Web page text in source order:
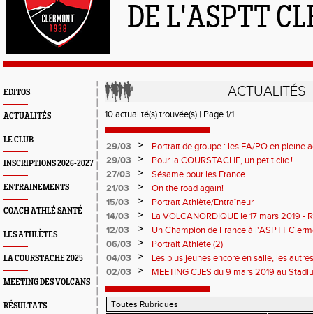
DE L'ASPTT
EDITOS
ACTUALITÉS
LE CLUB
INSCRIPTIONS 2026-2027
ENTRAINEMENTS
COACH ATHLÉ SANTÉ
LES ATHLÈTES
LA COURSTACHE 2025
MEETING DES VOLCANS
RÉSULTATS
ACTUALITÉS
10 actualité(s) trouvée(s) | Page 1/1
29/03 >
Portrait de groupe : les EA/PO en pleine
29/03
>
Pour la COURSTACHE, un petit clic !
27/03
>
Sésame pour les France
21/03
>
On the road again!
15/03
>
Portrait Athlète/Entraîneur
14/03
>
La VOLCANORDIQUE le 17 mars 2019 -
12/03
>
Un Champion de France à l'ASPTT
06/03
>
Portrait Athlète (2)
04/03
>
Les plus jeunes encore en salle, les
02/03
> MEETING CJES du 9 mars 2019 au